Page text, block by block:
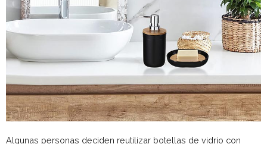
Algunas personas deciden reutilizar botellas de vidrio con